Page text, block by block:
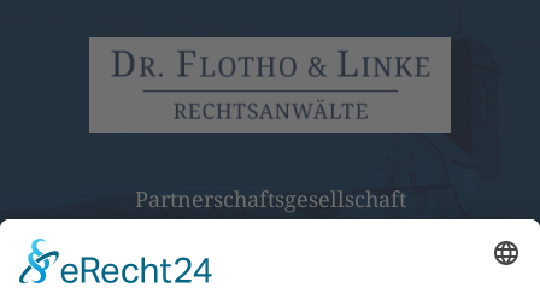
Partnerschaftsgesellschaft
04668 Grimma